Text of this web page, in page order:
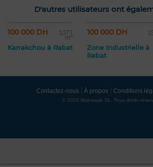
D'autres utilisateurs ont
100 000 DH 1077
m²
Karrakchou à Rabat
100 000 DH
Zone Industrielle à
Rabat
Contactez-nous À propos Conditions
© 2026 Mubawab SL. Tous droits